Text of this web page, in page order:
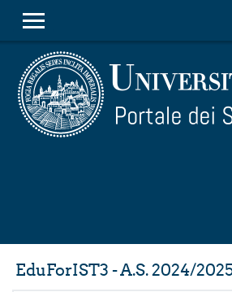
PANNELLO LATERALE
EduForIST3 - A.S. 2024/